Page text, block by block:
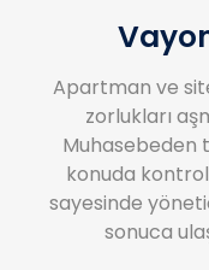
Apartman ve
zorlukları
Muhasebeden
konuda
sayesinde
sonuca